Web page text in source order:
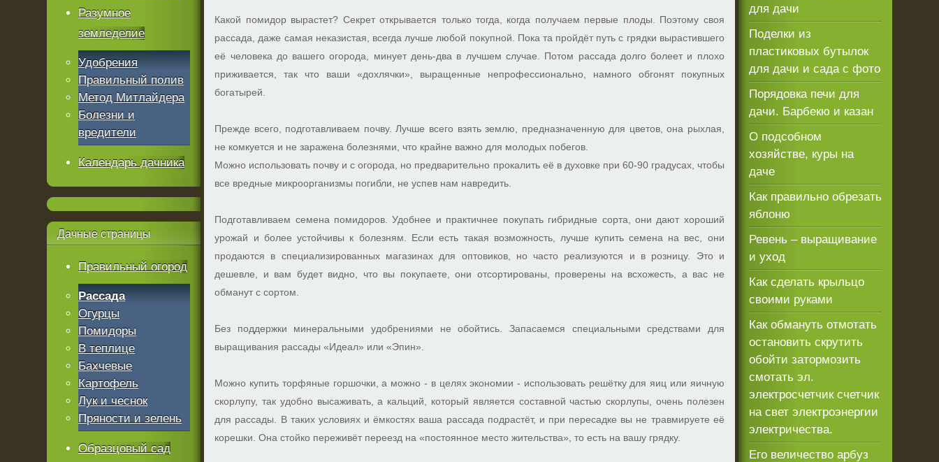
Какой помидор вырастет? Секрет открывается только тогда, когда получаем первые плоды. Поэтому своя
рассада, даже самая неказистая, всегда лучше любой покупной. Пока та пройдёт путь с грядки вырастившего
её человека до вашего огорода, минует день-два в лучшем случае. Потом рассада долго болеет и плохо
приживается, так что ваши «дохлячки», выращенные непрофессионально, намного обгонят покупных
богатырей.
Прежде всего, подготавливаем почву. Лучше всего взять землю, предназначенную для цветов, она рыхлая,
не комкуется и не заражена болезнями, что крайне важно для молодых побегов.
Можно использовать почву и с огорода, но предварительно прокалить её в духовке при 60-90 градусах, чтобы
все вредные микроорганизмы погибли, не успев нам навредить.
Подготавливаем семена помидоров. Удобнее и практичнее покупать гибридные сорта, они дают хороший
урожай и более устойчивы к болезням. Если есть такая возможность, лучше купить семена на вес, они
продаются в специализированных магазинах для оптовиков, но часто реализуются и в розницу. Это и
дешевле, и вам будет видно, что вы покупаете, они отсортированы, проверены на всхожесть, а вас не
обманут с сортом.
Без поддержки минеральными удобрениями не обойтись. Запасаемся специальными средствами для
выращивания рассады «Идеал» или «Эпин».
Можно купить торфяные горшочки, а можно - в целях экономии - использовать решётку для яиц или яичную
скорлупу, так удобно высаживать, а кальций, который является составной частью скорлупы, очень полезен
для рассады. В таких условиях и ёмкостях ваша рассада подрастёт, и при пересадке вы не травмируете её
корешки. Она стойко переживёт переезд на «постоянное место жительства», то есть на вашу грядку.
Разумное
земледелие
Удобрения
Правильный полив
Метод Митлайдера
Болезни и
вредители
Календарь дачника
Дачные страницы
Правильный огород
Рассада
Огурцы
Помидоры
В теплице
Бахчевые
Картофель
Лук и чеснок
Пряности и зелень
Образцовый сад
для дачи
Поделки из
пластиковых бутылок
для дачи и сада с фото
Порядовка печи для
дачи. Барбекю и казан
О подсобном
хозяйстве, куры на
даче
Как правильно обрезать
яблоню
Ревень – выращивание
и уход
Как сделать крыльцо
своими руками
Как обмануть отмотать
остановить скрутить
обойти затормозить
смотать эл.
электросчетчик счетчик
на свет электроэнергии
электричества.
Его величество арбуз